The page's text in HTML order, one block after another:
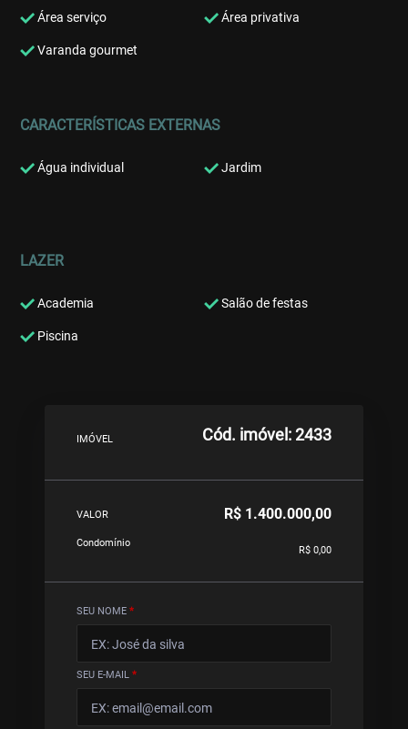
Área serviço Área privativa
Varanda gourmet
CARACTERÍSTICAS EXTERNAS
Água individual Jardim
LAZER
Academia Salão de festas
Piscina
IMÓVEL Cód. imóvel: 2433
VALOR R$ 1.400.000,00
Condomínio
R$ 0,00
SEU NOME *
SEU E-MAIL *